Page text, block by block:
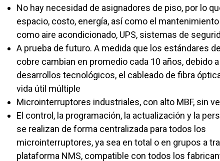
No hay necesidad de asignadores de piso, por lo
espacio, costo, energía, así como el
como aire acondicionado, UPS, sistemas de
A prueba de futuro. A medida que los estándares
cobre cambian en promedio cada 10 años, debido
desarrollos tecnológicos, el cableado de fibra
vida útil múltiple
Microinterruptores industriales, con alto MBF, sin
El control, la programación, la actualización y la
se realizan de forma centralizada para todos los
microinterruptores, ya sea en total o en grupos a
plataforma NMS, compatible con todos los